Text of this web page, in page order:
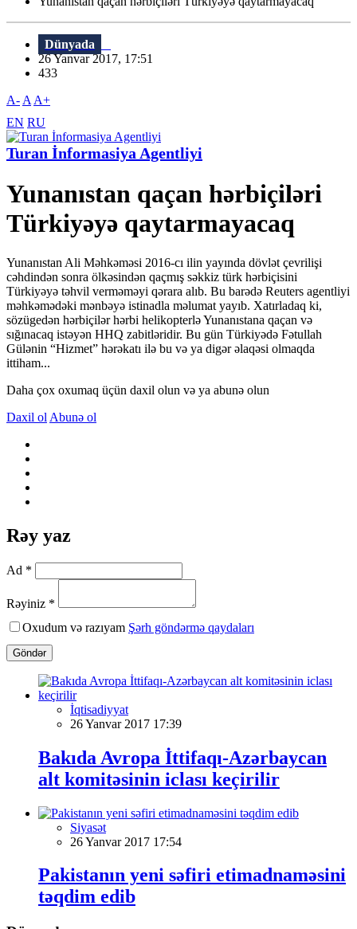
Dünyada
26 Yanvar 2017, 17:51
433
A- A A+
EN RU
Turan İnformasiya Agentliyi
Yunanıstan qaçan hərbiçiləri
Türkiyəyə qaytarmayacaq
Yunanıstan Ali Məhkəməsi 2016-cı ilin yayında dövlət çevrilişi
cəhdindən sonra ölkəsindən qaçmış səkkiz türk hərbiçisini
Türkiyəyə təhvil verməməyi qərara alıb. Bu barədə Reuters agentliyi
məhkəmədəki mənbəyə istinadla məlumat yayıb. Xatırladaq ki,
sözügedən hərbiçilər hərbi helikopterlə Yunanıstana qaçan və
sığınacaq istəyən HHQ zabitləridir. Bu gün Türkiyədə Fətullah
Gülənin “Hizmet” hərəkatı ilə bu və ya digər əlaqəsi olmaqda
ittiham...
Daha çox oxumaq üçün daxil olun və ya abunə olun
Daxil ol Abunə ol
Rəy yaz
Ad *
Rəyiniz *
Oxudum və razıyam Şərh göndərmə qaydaları
Göndər
İqtisadiyyat
26 Yanvar 2017 17:39
Bakıda Avropa İttifaqı-Azərbaycan
alt komitəsinin iclası keçirilir
Siyasət
26 Yanvar 2017 17:54
Pakistanın yeni səfiri etimadnaməsini
təqdim edib